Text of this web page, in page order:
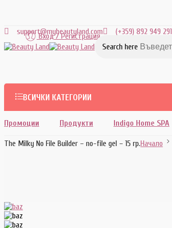
support@mybeautyland.com (+359) 892 949 291
Вход / Регистрация
Search here
ВСИЧКИ КАТЕГОРИИ
Промоции Продукти Indigo Home SPA
The Milky No File Builder – no-file gel – 15 гр.Начало